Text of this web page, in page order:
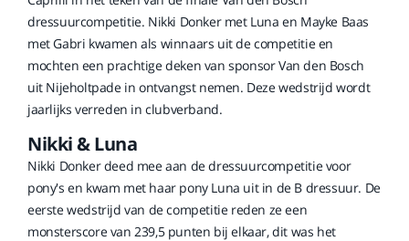
dressuurcompetitie. Nikki Donker met Luna en Mayke Baas
met Gabri kwamen als winnaars uit de competitie en
mochten een prachtige deken van sponsor Van den Bosch
uit Nijeholtpade in ontvangst nemen. Deze wedstrijd wordt
jaarlijks verreden in clubverband.
Nikki & Luna
Nikki Donker deed mee aan de dressuurcompetitie voor
pony's en kwam met haar pony Luna uit in de B dressuur. De
eerste wedstrijd van de competitie reden ze een
monsterscore van 239,5 punten bij elkaar, dit was het